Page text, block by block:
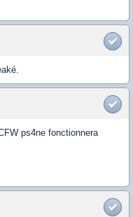
ps4ne fonctionnera